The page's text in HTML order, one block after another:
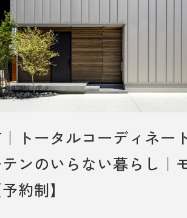
トータルコーディネー
ンのいらない暮らし｜
約制】